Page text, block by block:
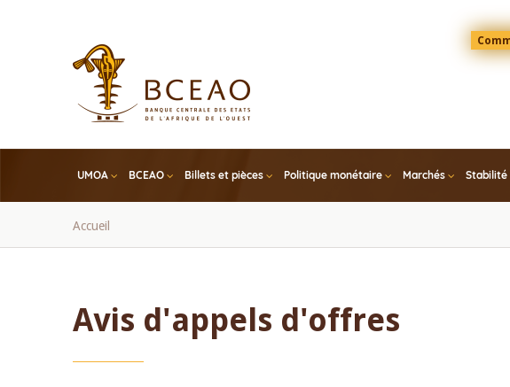
Menu
Top
UMOA BCEAO Billets et pièces Politique monétaire Marchés Stabilité
Fil
Accueil
Avis d'appels d'offres